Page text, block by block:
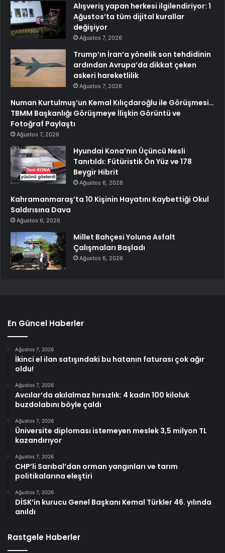
Alışveriş yapan herkesi ilgilendiriyor: 1
Ağustos’ta tüm dijital kurallar
değişiyor
Ağustos 7, 2026
Trump’ın İran’a yönelik son tehdidinin
ardından Avrupa’da dikkat çeken
askeri hareketlilik
Ağustos 7, 2026
Numan Kurtulmuş’un Kemal Kılıçdaroğlu ile Görüşmesi…
TBMM Başkanlığı Görüşmeye İlişkin Görüntü ve
Fotoğraf Paylaştı
Ağustos 7, 2026
Hyundai Kona’nın Üçüncü Nesli
Tanıtıldı: Fütüristik Ön Yüz ve 178
Beygir Hibrit
Ağustos 6, 2026
Kahramanmaraş’ta 10 Kişinin Hayatını Kaybettiği Okul
Saldırısına Dava
Ağustos 6, 2026
Millet Bahçesi Yoluna Asfalt
Çalışmaları Başladı
Ağustos 6, 2026
En Güncel Haberler
Ağustos 7, 2026
İkinci el ilan satışındaki bu hatanın faturası çok ağır
oldu!
Ağustos 7, 2026
Avcılar’da akılalmaz hırsızlık: 4 kadın 100 kiloluk
buzdolabını böyle çaldı
Ağustos 7, 2026
Üniversite diploması istemeyen meslek 3,5 milyon TL
kazandırıyor
Ağustos 7, 2026
CHP’li Sarıbal’dan orman yangınları ve tarım
politikalarına eleştiri
Ağustos 7, 2026
DİSK’in kurucu Genel Başkanı Kemal Türkler 46. yılında
anıldı
Rastgele Haberler